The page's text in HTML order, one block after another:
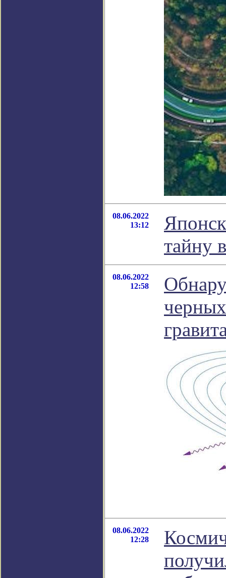
08.06.2022
13:12
тайну
08.06.2022
12:58
08.06.2022
12:28